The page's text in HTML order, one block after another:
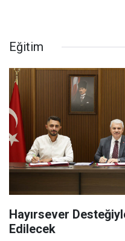
Eğitim
Hayırsever
Edilecek